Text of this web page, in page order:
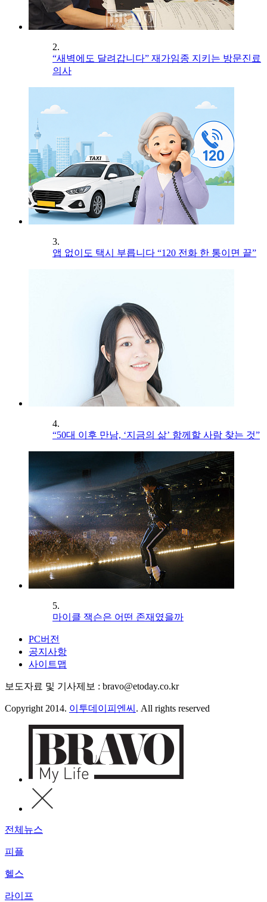
2.
“새벽에도 달려갑니다” 재가임종 지키는 방문진료
의사
3.
앱 없이도 택시 부릅니다 “120 전화 한 통이면 끝”
4.
“50대 이후 만남, ‘지금의 삶’ 함께할 사람 찾는 것”
5.
마이클 잭슨은 어떤 존재였을까
PC버전
공지사항
사이트맵
보도자료 및 기사제보 : bravo@etoday.co.kr
Copyright 2014. 이투데이피엔씨 . All rights reserved
전체뉴스
피플
헬스
라이프